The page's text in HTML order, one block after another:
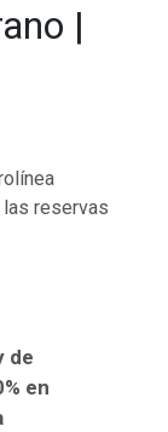
|
las reservas
de
en